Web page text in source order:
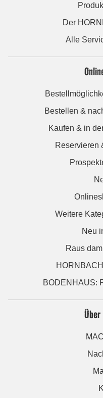
Der
Alle
Bestellen &
Kaufen & in
Reservieren
Weitere
Neu
Raus
BODENHAUS:
Über